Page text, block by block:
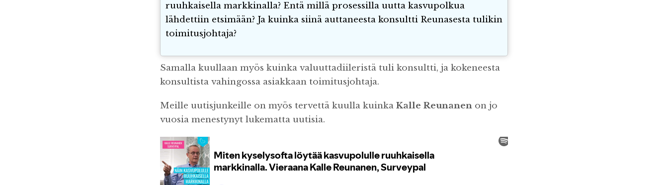
ruuhkaisella markkinalla? Entä millä prosessilla uutta kasvupolkua
lähdettiin etsimään? Ja kuinka siinä auttaneesta konsultti Reunasesta tulikin
toimitusjohtaja?
Samalla kuullaan myös kuinka valuuttadiileristä tuli konsultti, ja kokeneesta
konsultista vahingossa asiakkaan toimitusjohtaja.
Meille uutisjunkeille on myös tervettä kuulla kuinka Kalle Reunanen on jo
vuosia menestynyt lukematta uutisia.